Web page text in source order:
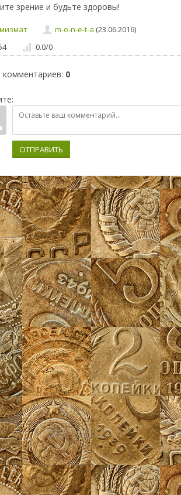
зрение и будьте здоровы!
m-o-n-e-t-a (23.06.2016)
0.0/0
комментариев: 0
ОТПРАВИТЬ